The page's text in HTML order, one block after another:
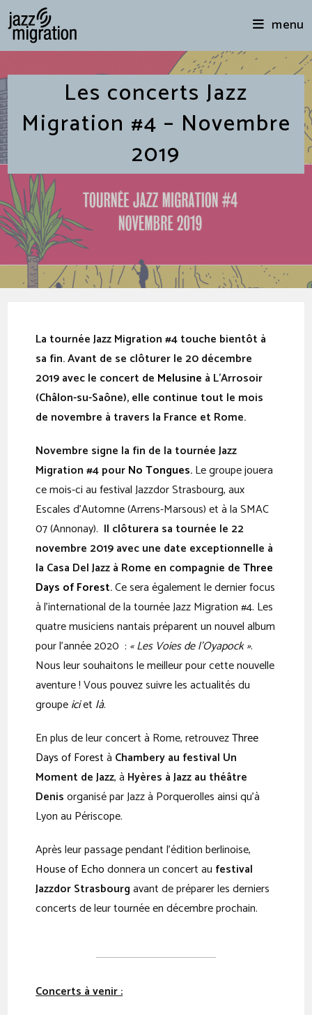
menu
Les concerts Jazz
Migration #4 – Novembre
2019
La tournée Jazz Migration #4 touche bientôt à
sa fin. Avant de se clôturer le 20 décembre
2019 avec le concert de Melusine à L’Arrosoir
(Châlon-su-Saône), elle continue tout le mois
de novembre à travers la France et Rome.
Novembre signe la fin de la tournée Jazz
Migration #4 pourNo Tongues.Le groupe jouera
ce mois-ci au festival Jazzdor Strasbourg, aux
Escales d’Automne (Arrens-Marsous) et à la SMAC
07 (Annonay). Il clôturera sa tournée le 22
novembre 2019 avec une date exceptionnelle à
la Casa Del Jazz à Rome en compagnie deThree
Days of Forest.Ce sera également le dernier focus
à l’international de la tournée Jazz Migration #4. Les
quatre musiciens nantais préparent un nouvel album
pour l’année 2020 : « Les Voies de l’Oyapock ».
Nous leur souhaitons le meilleur pour cette nouvelle
aventure ! Vous pouvez suivre les actualités du
groupeiciet là.
En plus de leur concert à Rome, retrouvezThree
Days of Forestà Chambery au festival Un
Moment de Jazz, à Hyères à Jazz au théâtre
Denisorganisé par Jazz à Porquerolles ainsi qu’à
Lyon au Périscope.
Après leur passage pendant l’édition berlinoise,
House of Echodonnera un concert au festival
Jazzdor Strasbourgavant de préparer les derniers
concerts de leur tournée en décembre prochain.
Concerts à venir :